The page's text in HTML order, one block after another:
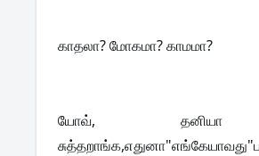
காதலா? மோகமா? காமமா?
யோவ், தனியா